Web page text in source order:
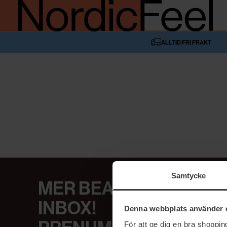
Samtycke
Denna webbplats använder
För att ge dig en bra
ALLTID FRI FRAKT
MER BEAUTY I DIN
INBOX!